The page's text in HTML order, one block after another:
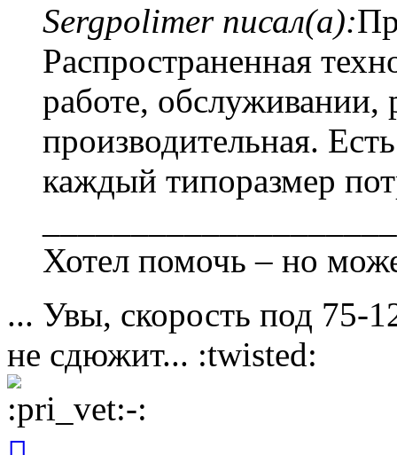
Sergpolimer писал(а):
Распространенная
работе, обслуживании,
производительная.
каждый типоразмер
Хотел помочь – но
... Увы, скорость под 75-
не сдюжит... :twisted: